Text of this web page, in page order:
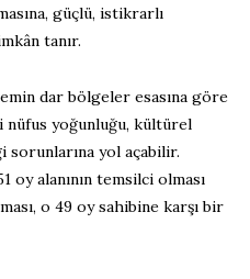
güçlü, istikrarlı
tanır.
dar bölgeler esasına göre
yoğunluğu, kültürel
yol açabilir.
oy alanının temsilci olması
o 49 oy sahibine karşı bir